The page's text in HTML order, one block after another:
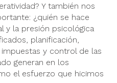
Y también nos
¿quién se hace
y la presión psicológica
planificación,
y control de las
generan en los
el esfuerzo que hicimos